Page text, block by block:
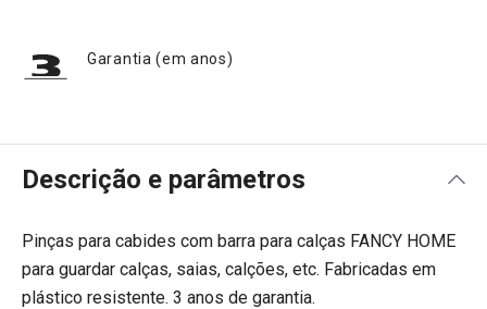
Garantia (em anos)
Descrição e parâmetros
Pinças para cabides com barra para calças FANCY HOME
para guardar calças, saias, calções, etc. Fabricadas em
plástico resistente. 3 anos de garantia.